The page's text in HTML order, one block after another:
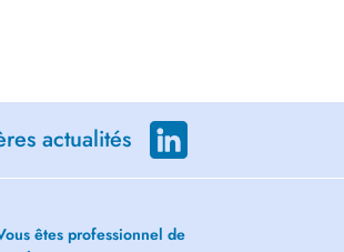
actualités
êtes professionnel de